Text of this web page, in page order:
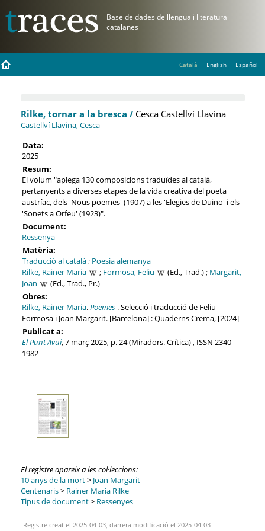
Català English Español
Rilke, tornar a la bresca /Cesca Castellví Llavina
Castellví Llavina, Cesca
Data:
2025
Resum:
El volum "aplega 130 composicions traduïdes al català,
pertanyents a diverses etapes de la vida creativa del poeta
austríac, dels 'Nous poemes' (1907) a les 'Elegies de Duino' i els
'Sonets a Orfeu' (1923)".
Document:
Ressenya
Matèria:
Traducció al català; Poesia alemanya
Rilke, Rainer Maria
; Formosa, Feliu (Ed., Trad.) ; Margarit,
Joan
(Ed., Trad., Pr.)
Obres:
Rilke, Rainer Maria.Poemes. Selecció i traducció de Feliu
Formosa i Joan Margarit. [Barcelona] : Quaderns Crema, [2024]
Publicat a:
El Punt Avui, 7 març 2025, p. 24 (Miradors. Crítica) , ISSN 2340-
1982
El registre apareix a les col·leccions:
10 anys de la mort> Joan Margarit
Centenaris> Rainer Maria Rilke
Tipus de document> Ressenyes
Registre creat el 2025-04-03, darrera modificació el 2025-04-03